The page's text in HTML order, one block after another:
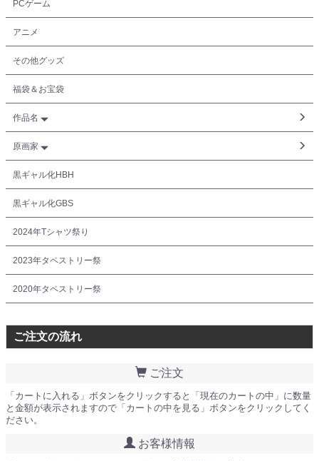
PCゲーム
アニメ
その他グッズ
福袋＆お宝袋
作品名
原画家
黒ギャル化HBH
黒ギャル化GBS
2024年Tシャツ祭り
2023年タペストリー祭
2020年タペストリー祭
ご注文の流れ
ご注文
「カートに入れる」ボタンをクリックすると「現在のカートの中」に数量
と金額が表示されますので「カートの中を見る」ボタンをクリックしてく
ださい。
お客様情報